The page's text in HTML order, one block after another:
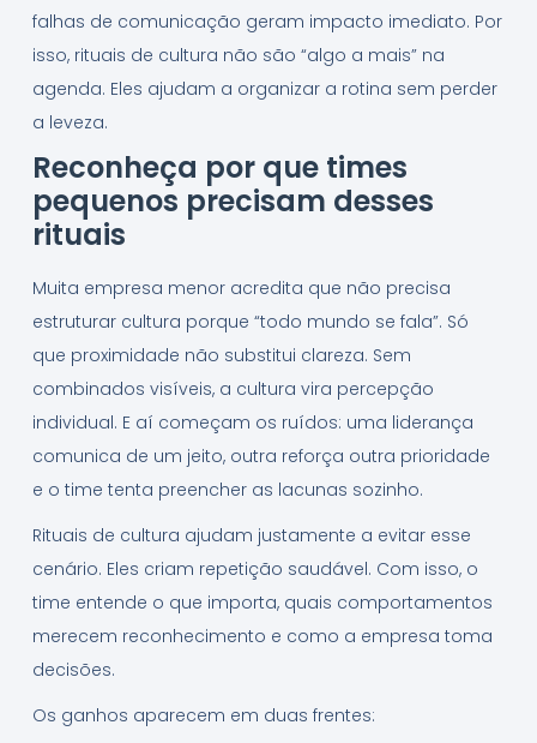
falhas de comunicação geram impacto imediato. Por
isso, rituais de cultura não são “algo a mais” na
agenda. Eles ajudam a organizar a rotina sem perder
a leveza.
Reconheça por que times
pequenos precisam desses
rituais
Muita empresa menor acredita que não precisa
estruturar cultura porque “todo mundo se fala”. Só
que proximidade não substitui clareza. Sem
combinados visíveis, a cultura vira percepção
individual. E aí começam os ruídos: uma liderança
comunica de um jeito, outra reforça outra prioridade
e o time tenta preencher as lacunas sozinho.
Rituais de cultura ajudam justamente a evitar esse
cenário. Eles criam repetição saudável. Com isso, o
time entende o que importa, quais comportamentos
merecem reconhecimento e como a empresa toma
decisões.
Os ganhos aparecem em duas frentes: